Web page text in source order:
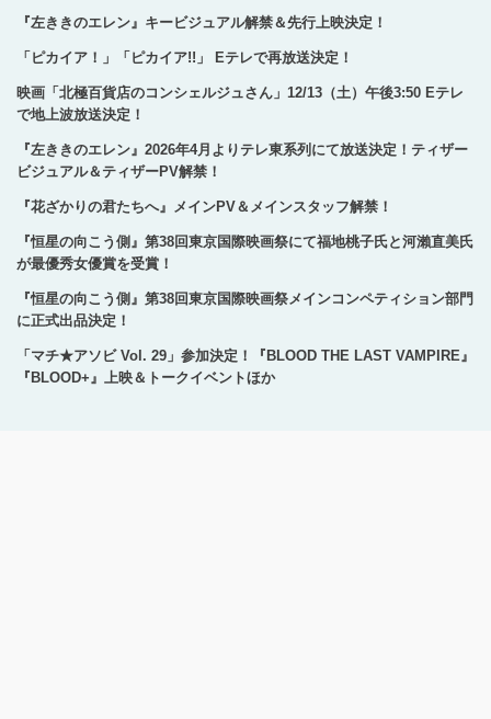
『左ききのエレン』キービジュアル解禁＆先行上映決定！
「ピカイア！」「ピカイア!!」 Eテレで再放送決定！
映画「北極百貨店のコンシェルジュさん」12/13（土）午後3:50 Eテレ
で地上波放送決定！
『左ききのエレン』2026年4月よりテレ東系列にて放送決定！ティザー
ビジュアル＆ティザーPV解禁！
『花ざかりの君たちへ』メインPV＆メインスタッフ解禁！
『恒星の向こう側』第38回東京国際映画祭にて福地桃子氏と河瀨直美氏
が最優秀女優賞を受賞！
『恒星の向こう側』第38回東京国際映画祭メインコンペティション部門
に正式出品決定！
「マチ★アソビ Vol. 29」参加決定！『BLOOD THE LAST VAMPIRE』
『BLOOD+』上映＆トークイベントほか